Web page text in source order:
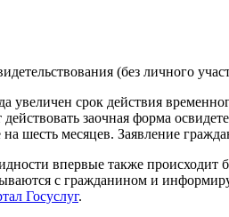
(без личного
увеличен срок действия
заочная форма
шесть месяцев. Заявление
впервые также
с гражданином и
Госуслуг.